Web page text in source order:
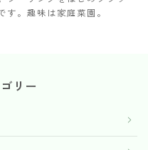
す。趣味は家庭菜園。
リー